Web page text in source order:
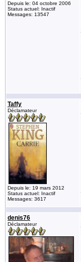
Depuis le: 04 octobre 2006
Status actuel: Inactif
Messages: 13547
Taffy
Déclamateur
Depuis le: 19 mars 2012
Status actuel: Inactif
Messages: 3617
denis76
Déclamateur